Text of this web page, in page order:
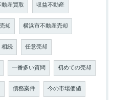
動産買取 収益不動産
却 横浜市不動産売却
相続 任意売却
一番多い質問 初めての売却
債務案件 今の市場価値